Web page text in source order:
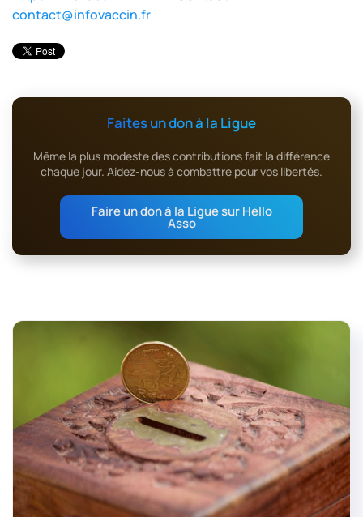
contact@infovaccin.fr
Faites un don à la Ligue
Même la plus modeste des contributions fait la différence
chaque jour. Aidez-nous à combattre pour vos libertés.
Faire un don à la Ligue sur Hello
Asso